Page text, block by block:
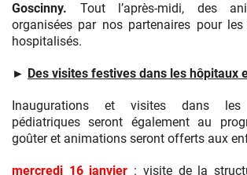
Goscinny. Tout l’après-midi, des
organisées par nos partenaires pour
hospitalisés.
► Des visites festives dans les hôpitaux
Inaugurations et visites dans les
pédiatriques seront également au
goûter et animations seront offerts aux
mercredi 16 janvier : visite de la